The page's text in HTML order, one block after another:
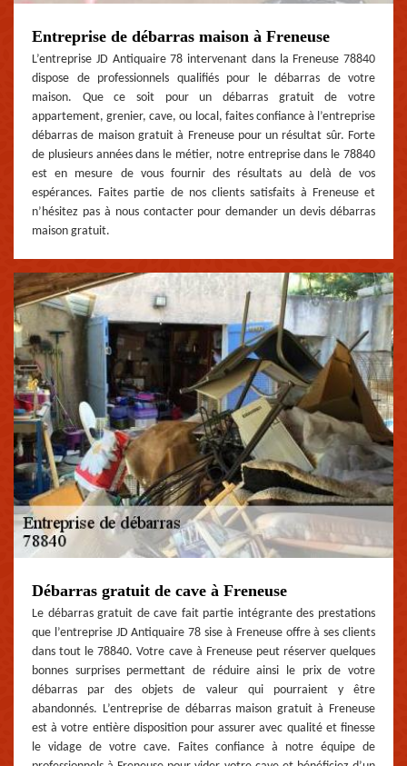
Entreprise de débarras maison à Freneuse
L’entreprise JD Antiquaire 78 intervenant dans la Freneuse 78840
dispose de professionnels qualifiés pour le débarras de votre
maison. Que ce soit pour un débarras gratuit de votre
appartement, grenier, cave, ou local, faites confiance à l’entreprise
débarras de maison gratuit à Freneuse pour un résultat sûr. Forte
de plusieurs années dans le métier, notre entreprise dans le 78840
est en mesure de vous fournir des résultats au delà de vos
espérances. Faites partie de nos clients satisfaits à Freneuse et
n’hésitez pas à nous contacter pour demander un devis débarras
maison gratuit.
Débarras gratuit de cave à Freneuse
Le débarras gratuit de cave fait partie intégrante des prestations
que l’entreprise JD Antiquaire 78 sise à Freneuse offre à ses clients
dans tout le 78840. Votre cave à Freneuse peut réserver quelques
bonnes surprises permettant de réduire ainsi le prix de votre
débarras par des objets de valeur qui pourraient y être
abandonnés. L’entreprise de débarras maison gratuit à Freneuse
est à votre entière disposition pour assurer avec qualité et finesse
le vidage de votre cave. Faites confiance à notre équipe de